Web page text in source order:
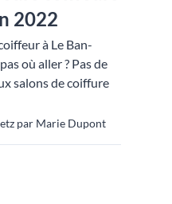
2022
à Le Ban-
où aller ? Pas de
salons de coiffure
par Marie Dupont